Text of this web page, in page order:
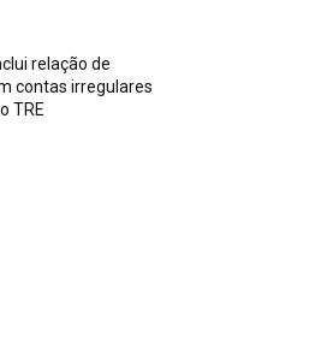
relação de
contas irregulares
TRE